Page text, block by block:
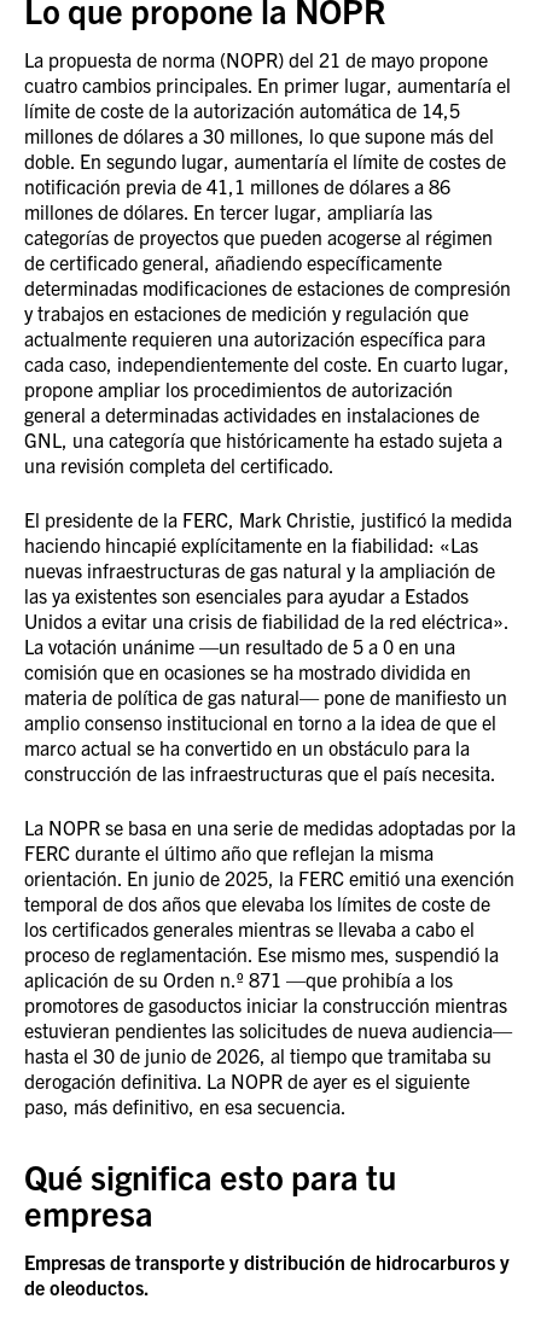
Lo que propone la NOPR
La propuesta de norma (NOPR) del 21 de mayo propone
cuatro cambios principales. En primer lugar, aumentaría el
límite de coste de la autorización automática de 14,5
millones de dólares a 30 millones, lo que supone más del
doble. En segundo lugar, aumentaría el límite de costes de
notificación previa de 41,1 millones de dólares a 86
millones de dólares. En tercer lugar, ampliaría las
categorías de proyectos que pueden acogerse al régimen
de certificado general, añadiendo específicamente
determinadas modificaciones de estaciones de compresión
y trabajos en estaciones de medición y regulación que
actualmente requieren una autorización específica para
cada caso, independientemente del coste. En cuarto lugar,
propone ampliar los procedimientos de autorización
general a determinadas actividades en instalaciones de
GNL, una categoría que históricamente ha estado sujeta a
una revisión completa del certificado.
El presidente de la FERC, Mark Christie, justificó la medida
haciendo hincapié explícitamente en la fiabilidad: «Las
nuevas infraestructuras de gas natural y la ampliación de
las ya existentes son esenciales para ayudar a Estados
Unidos a evitar una crisis de fiabilidad de la red eléctrica».
La votación unánime —un resultado de 5 a 0 en una
comisión que en ocasiones se ha mostrado dividida en
materia de política de gas natural— pone de manifiesto un
amplio consenso institucional en torno a la idea de que el
marco actual se ha convertido en un obstáculo para la
construcción de las infraestructuras que el país necesita.
La NOPR se basa en una serie de medidas adoptadas por la
FERC durante el último año que reflejan la misma
orientación. En junio de 2025, la FERC emitió una exención
temporal de dos años que elevaba los límites de coste de
los certificados generales mientras se llevaba a cabo el
proceso de reglamentación. Ese mismo mes, suspendió la
aplicación de su Orden n.º 871 —que prohibía a los
promotores de gasoductos iniciar la construcción mientras
estuvieran pendientes las solicitudes de nueva audiencia—
hasta el 30 de junio de 2026, al tiempo que tramitaba su
derogación definitiva. La NOPR de ayer es el siguiente
paso, más definitivo, en esa secuencia.
Qué significa esto para tu
empresa
Empresas de transporte y distribución de hidrocarburos y
de oleoductos.